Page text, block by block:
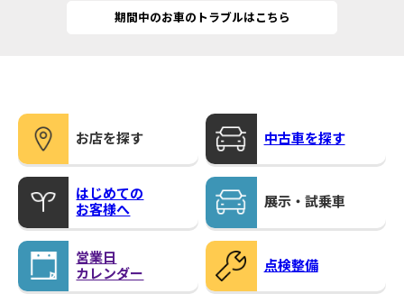
期間中のお車のトラブルはこちら
お店を探す 中古車を探す
はじめての
お客様へ
展示・試乗車
営業日
カレンダー
点検整備